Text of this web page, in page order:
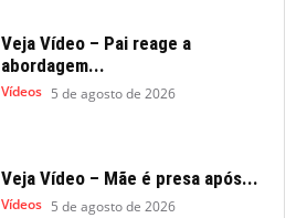
Veja Vídeo – Pai reage a
abordagem...
Vídeos 5 de agosto de 2026
Veja Vídeo – Mãe é presa após...
Vídeos 5 de agosto de 2026